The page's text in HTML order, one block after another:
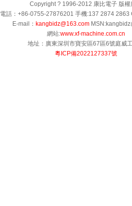
Copyright ? 1996-2012 康比電子 版權
電話：+86-0755-27876201 手機:137 2874 2863
E-mail： kangbidz@163.com
網站:www.xf-machine.com.cn
地址：廣東深圳市寶安區67區6號庭威
粵ICP備2022127337號